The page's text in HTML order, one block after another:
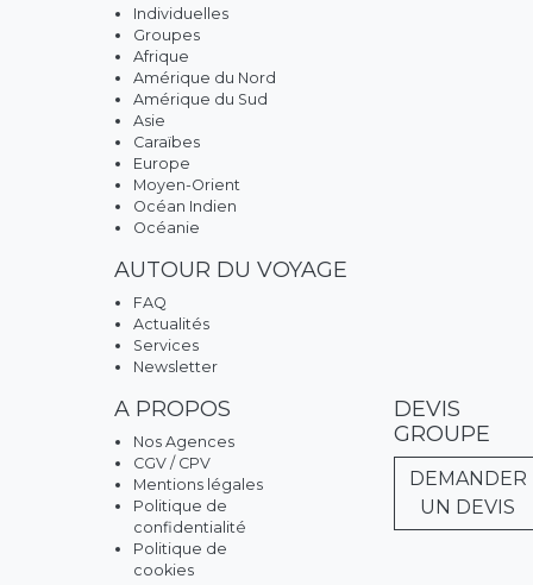
Individuelles
Groupes
Afrique
Amérique du Nord
Amérique du Sud
Asie
Caraïbes
Europe
Moyen-Orient
Océan Indien
Océanie
AUTOUR DU VOYAGE
FAQ
Actualités
Services
Newsletter
A PROPOS
Nos Agences
CGV / CPV
Mentions légales
Politique de
confidentialité
Politique de
cookies
DEVIS
GROUPE
DEMANDER
UN DEVIS